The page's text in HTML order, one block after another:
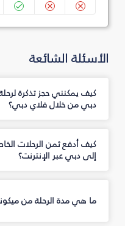
الأسئلة الشائعة
كيف يمكنني حجز تذكرة
دبي من خلال فلاي دبي؟
كيف أدفع ثمن الرحلات
إلى دبي عبر الإنترنت؟
ما هي مدة الرحلة من